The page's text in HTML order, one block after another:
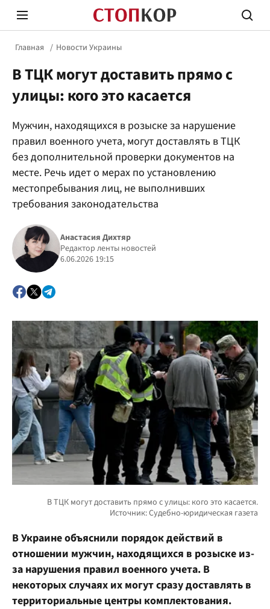
Стоп Политической Коррупции
Политика
Главная Новости Украины
В ТЦК могут доставить прямо с
улицы: кого это касается
Мужчин, находящихся в розыске за нарушение
правил военного учета, могут доставлять в ТЦК
без дополнительной проверки документов на
месте. Речь идет о мерах по установлению
местопребывания лиц, не выполнивших
требования законодательства
Анастасия Дихтяр
Редактор ленты новостей
6.06.2026 19:15
В Украине объяснили порядок действий в
отношении мужчин, находящихся в розыске из-
за нарушения правил военного учета. В
некоторых случаях их могут сразу доставлять в
территориальные центры комплектования.